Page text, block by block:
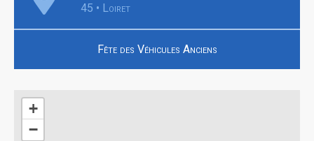
45 • Loiret
Fête des Véhicules Anciens
+
−